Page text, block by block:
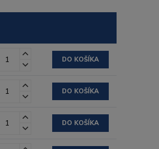
DO KOŠÍKA
DO KOŠÍKA
DO KOŠÍKA